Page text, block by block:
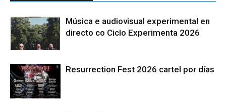
Música e audiovisual experimental en
directo co Ciclo Experimenta 2026
Resurrection Fest 2026 cartel por días